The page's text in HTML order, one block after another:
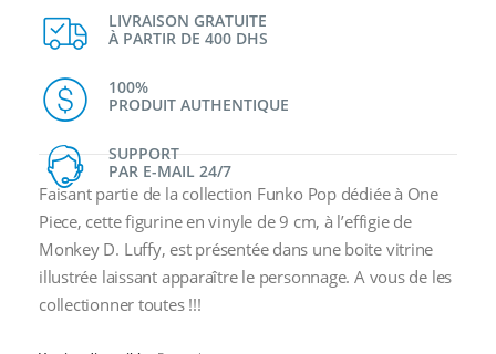
LIVRAISON GRATUITE
À PARTIR DE 400 DHS
100%
PRODUIT AUTHENTIQUE
SUPPORT
PAR E-MAIL 24/7
Faisant partie de la collection Funko Pop dédiée à One
Piece, cette figurine en vinyle de 9 cm, à l’effigie de
Monkey D. Luffy, est présentée dans une boite vitrine
illustrée laissant apparaître le personnage. A vous de les
collectionner toutes !!!